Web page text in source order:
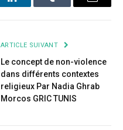
LinkedInTumblr
ARTICLE SUIVANT
Le concept de non-violence
dans différents contextes
religieux Par Nadia Ghrab
Morcos GRIC TUNIS